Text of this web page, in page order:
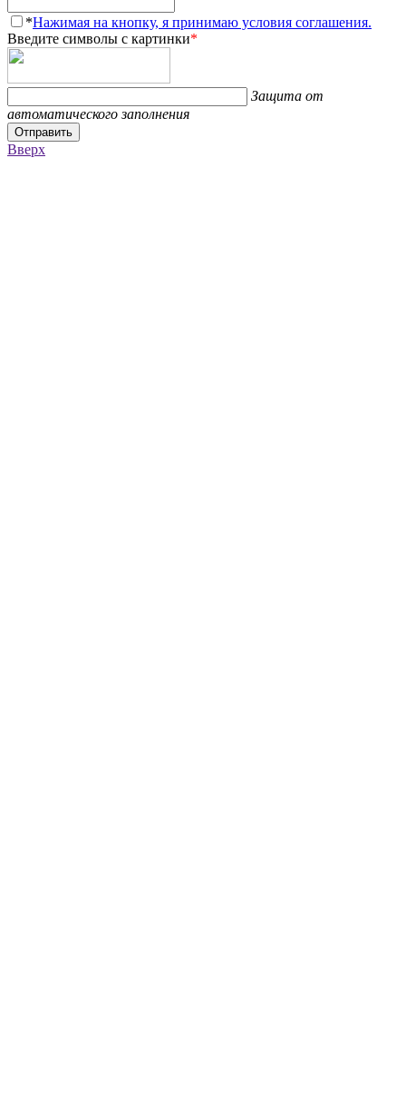
*Нажимая на кнопку, я принимаю условия соглашения.
Введите символы с картинки*
Защита от
автоматического заполнения
Отправить
Вверх